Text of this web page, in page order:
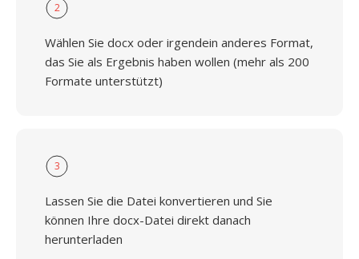
2
Wählen Sie docx oder irgendein anderes Format,
das Sie als Ergebnis haben wollen (mehr als 200
Formate unterstützt)
3
Lassen Sie die Datei konvertieren und Sie
können Ihre docx-Datei direkt danach
herunterladen